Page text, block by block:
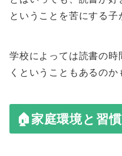
ということを苦にする子
学校によっては読書の
くということもあるのか
🏠家庭環境と習